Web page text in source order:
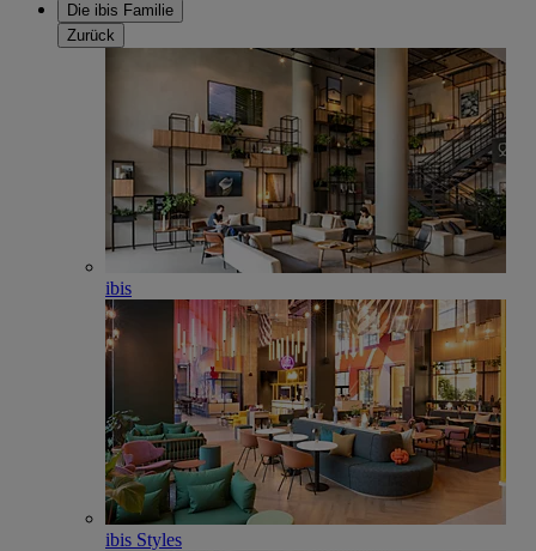
Die ibis Familie
Zurück
ibis
ibis Styles